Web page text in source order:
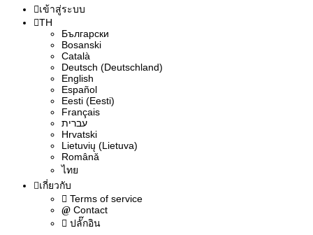
เข้าสู่ระบบ
TH
Български
Bosanski
Сatalà
Deutsch (Deutschland)
English
Español
Eesti (Eesti)
Français
עברית
Hrvatski
Lietuvių (Lietuva)
Română
ไทย
เกี่ยวกับ
Terms of service
Contact
ปลั๊กอิน